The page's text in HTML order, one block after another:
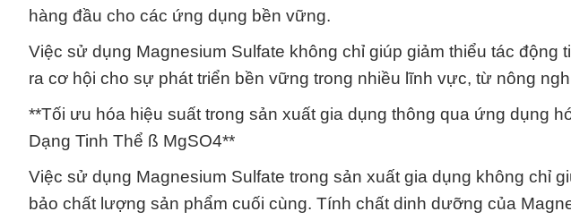
hàng đầu cho các ứng dụng bền vững.
Việc sử dụng Magnesium Sulfate không chỉ giúp giảm thiểu tác động
ra cơ hội cho sự phát triển bền vững trong nhiều lĩnh vực, từ nông
**Tối ưu hóa hiệu suất trong sản xuất gia dụng thông qua ứng dụng
Dạng Tinh Thể ß MgSO4**
Việc sử dụng Magnesium Sulfate trong sản xuất gia dụng không chỉ
bảo chất lượng sản phẩm cuối cùng. Tính chất dinh dưỡng của